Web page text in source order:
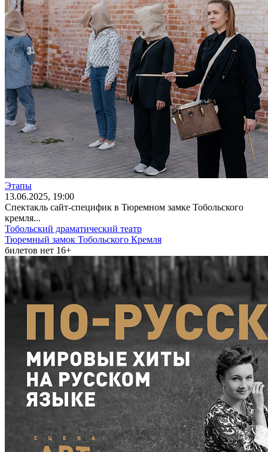
Этапы
13.06.2025, 19:00
Спектакль сайт-специфик в Тюремном замке Тобольского
кремля...
Тобольский драматический театр
Тюремный замок Тобольского Кремля
билетов нет 16+